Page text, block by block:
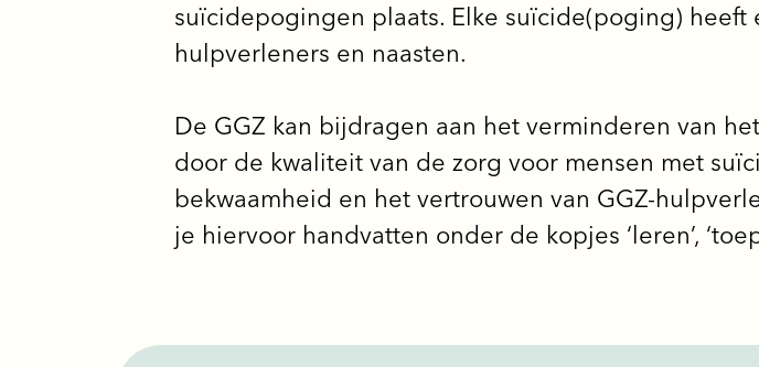
suïcidepogingen plaats. Elke suïcide(poging)
hulpverleners en naasten.
De GGZ kan bijdragen aan het verminderen van
door de kwaliteit van de zorg voor mensen met
bekwaamheid en het vertrouwen van GGZ-
je hiervoor handvatten onder de kopjes ‘leren’,